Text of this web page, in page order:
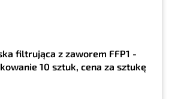
filtrująca z zaworem FFP1 -
10 sztuk, cena za sztukę